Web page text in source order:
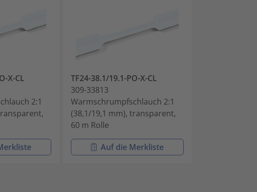
X-CL
2:1
TF24-38.1/19.1-PO-X-CL
309-33813
Warmschrumpfschlauch 2:1
(38,1/19,1 mm), transparent,
60 m Rolle
Auf die Merkliste